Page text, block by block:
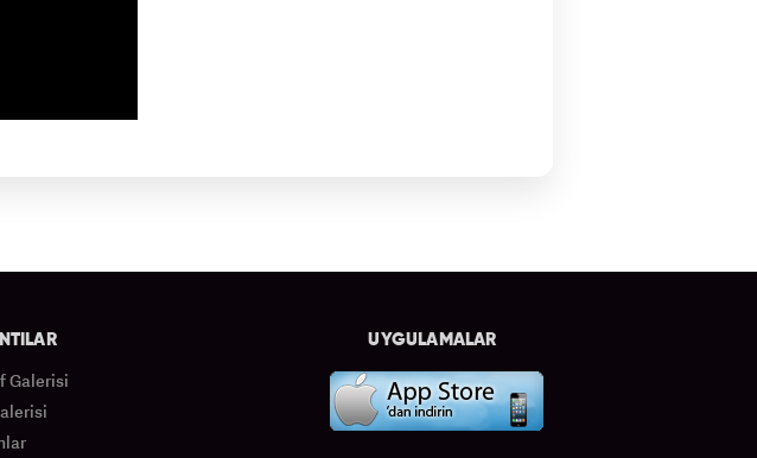
Galerisi
UYGULAMALAR